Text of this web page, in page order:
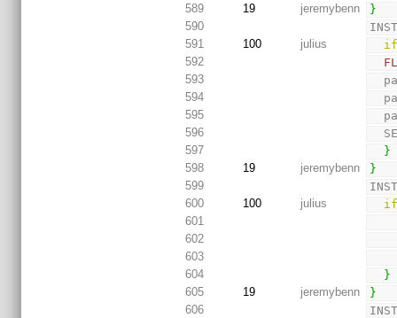
589
19 jeremybenn
}
590
591
100 julius
592
593
594
595
596
597
}
598
19 jeremybenn
}
599
600
100 julius
601
602
603
604
}
605
19 jeremybenn
}
606